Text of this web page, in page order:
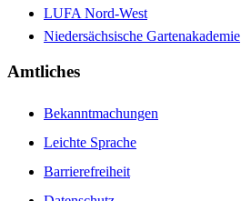
LUFA Nord-West
Niedersächsische Gartenakademie
Amtliches
Bekanntmachungen
Leichte Sprache
Barrierefreiheit